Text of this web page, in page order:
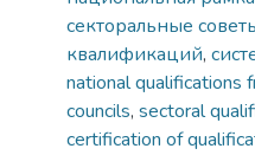
секторальные
квалификаций,
national qualifications
councils, sectoral
certification of